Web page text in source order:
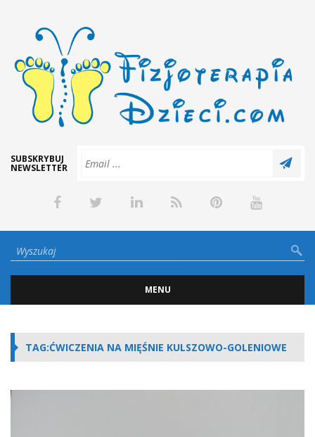
SUBSKRYBUJ
NEWSLETTER
MENU
TAG:ĆWICZENIA NA MIĘŚNIE KULSZOWO-GOLENIOWE